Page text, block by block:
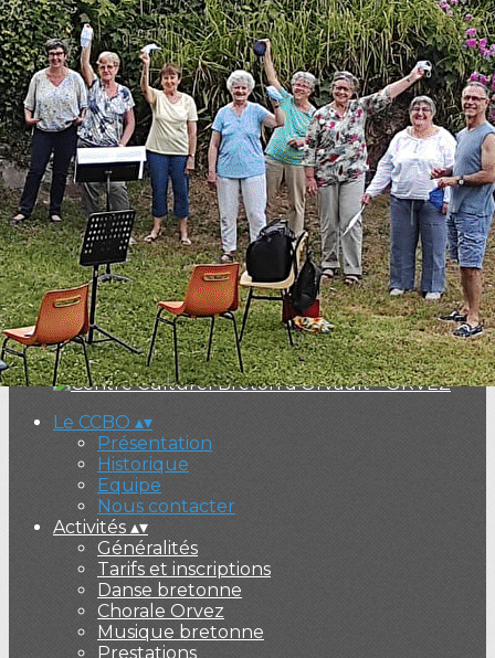
Exporter les lignes sélectionnées
Exporter toutes les colonnes
Exporter uniquement les colonnes affichées
Menu
<
>
Présentation
Historique
Equipe
Nous contacter
Ajoutez un logo, un bouton, des réseaux sociaux
Cliquez pour éditer
Le CCBO ▴▾
Présentation
Historique
Equipe
Nous contacter
Activités ▴▾
Généralités
Tarifs et inscriptions
Danse bretonne
Chorale Orvez
Musique bretonne
Prestations